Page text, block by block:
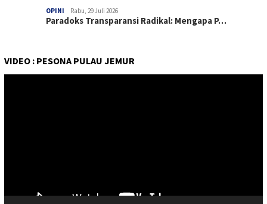
OPINI Rabu, 29 Juli 2026
Paradoks Transparansi Radikal: Mengapa P…
VIDEO : PESONA PULAU JEMUR